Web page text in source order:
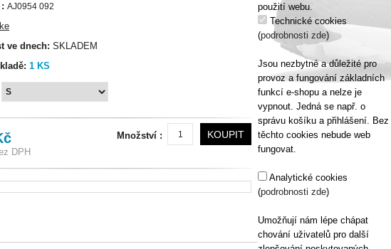
AJ0954 092
ve dnech: SKLADEM
1 KS
KOUPIT
Množství :
DPH
použití webu.
Technické cookies
(podrobnosti zde)
Jsou nezbytné a důležité pro
provoz a fungování základních
funkcí e-shopu a nelze je
vypnout. Jedná se např. o
správu košíku a přihlášení. Bez
těchto cookies nebude web
fungovat.
Analytické cookies
(podrobnosti zde)
Umožňují nám lépe chápat
chování uživatelů pro další